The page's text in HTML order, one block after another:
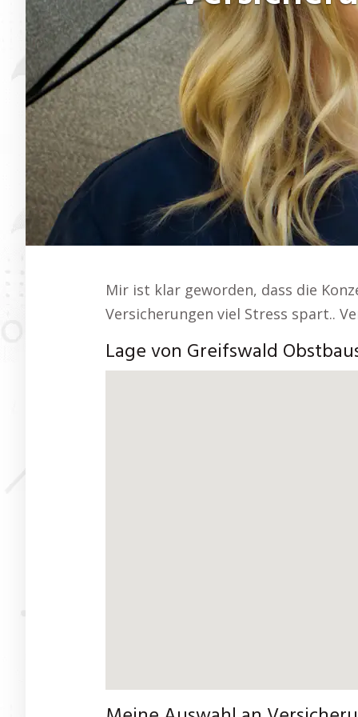
Mir ist klar geworden, dass die
Versicherungen viel Stress spart..
Lage von Greifswald